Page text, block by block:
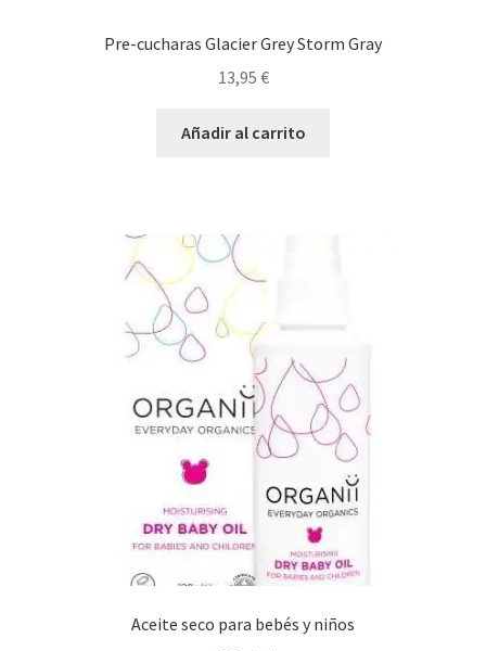
Pre-cucharas Glacier Grey Storm Gray
13,95 €
Añadir al carrito
Aceite seco para bebés y niños